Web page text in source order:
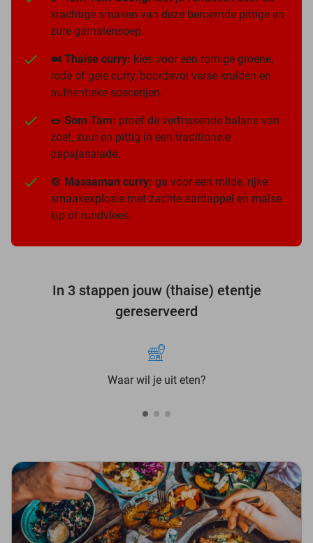
krachtige smaken van deze beroemde pittige en
zure garnalensoep.
🍛 Thaise curry: kies voor een romige groene,
rode of gele curry, boordevol verse kruiden en
authentieke specerijen.
🥗 Som Tam: proef de verfrissende balans van
zoet, zuur en pittig in een traditionele
papajasalade.
🍲 Massaman curry: ga voor een milde, rijke
smaakexplosie met zachte aardappel en malse
kip of rundvlees.
In 3 stappen jouw (thaise) etentje
gereserveerd
Waar wil je uit eten?